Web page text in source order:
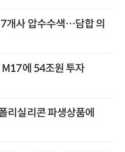
개사 압수수색…담합 의
M17에 54조원 투자
리실리콘 파생상품에